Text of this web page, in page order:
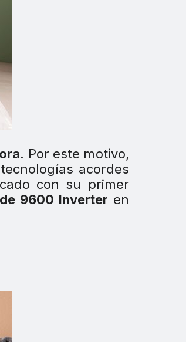
. Por este motivo,
acordes
con su primer
9600 Inverter en